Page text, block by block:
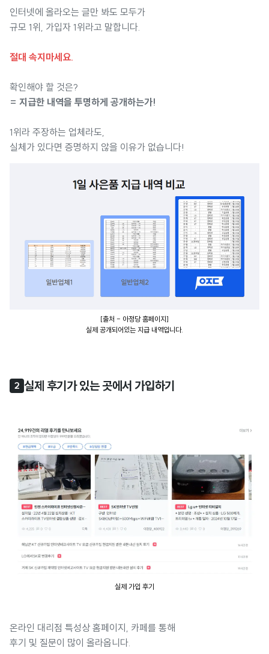
인터넷에 올라오는 글만 봐도 모두가
규모 1위, 가입자 1위라고 말합니다.
절대 속지마세요.
확인해야 할 것은?
= 지급한 내역을 투명하게 공개하는가!
1위라 주장하는 업체라도,
실체가 있다면 증명하지 않을 이유가 없습니다!
[출처 - 아정당 홈페이지]
실제 공개되어있는 지급 내역입니다.
2 실제 후기가 있는 곳에서 가입하기
실제 가입 후기
온라인 대리점 특성상 홈페이지, 카페를 통해
후기 및 질문이 많이 올라옵니다.